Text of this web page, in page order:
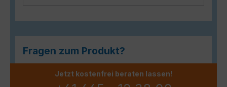
Fragen zum Produkt?
Jetzt kostenfrei beraten lassen!